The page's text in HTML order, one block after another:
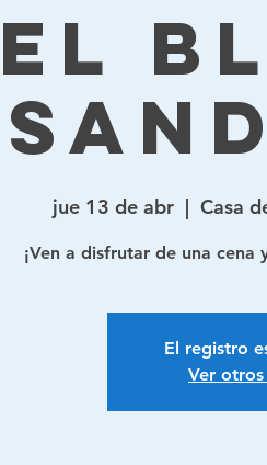
jue 13 de abr
  |
Casa
¡Ven a disfrutar de una cena
El registro
Ver